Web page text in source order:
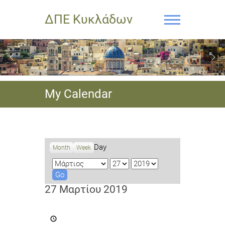
ΔΠΕ Κυκλάδων
My Calendar
Month Week Day
M
o
n
D
y
Y
a
27 Μαρτίου 2019
Μαθητικό